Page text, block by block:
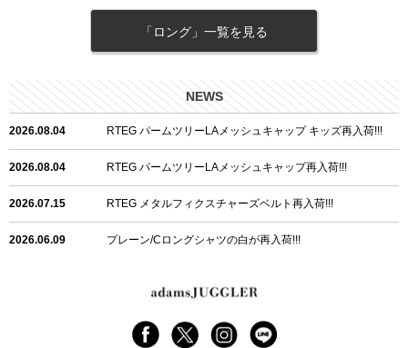
「ロング」一覧を見る
NEWS
2026.08.04 RTEG パームツリーLAメッシュキャップ キッズ再入荷!!!
2026.08.04 RTEG パームツリーLAメッシュキャップ再入荷!!!
2026.07.15 RTEG メタルフィクスチャーズベルト再入荷!!!
2026.06.09 プレーン/Cロングシャツの白が再入荷!!!